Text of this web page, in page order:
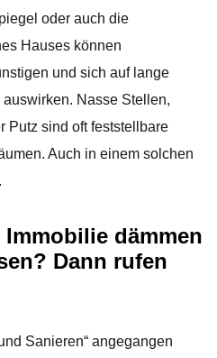
oder auch die
Hauses können
und sich auf lange
Nasse Stellen,
Putz sind oft feststellbare
Auch in einem solchen
dämmen
Dann rufen
Sanieren“ angegangen